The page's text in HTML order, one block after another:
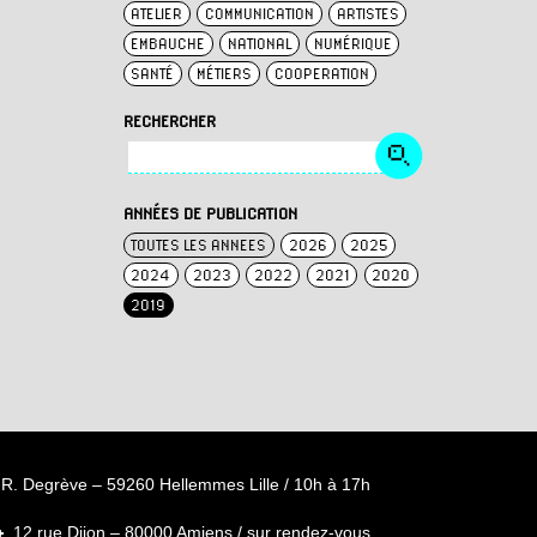
ATELIER
COMMUNICATION
ARTISTES
EMBAUCHE
NATIONAL
NUMÉRIQUE
SANTÉ
MÉTIERS COOPERATION
RECHERCHER
ANNÉES DE PUBLICATION
TOUTES LES ANNEES 2026
2025
2024
2023 2022 2021
2020
2019
Degrève – 59260 Hellemmes Lille / 10h à 17h
12 rue Dijon – 80000 Amiens / sur rendez-vous